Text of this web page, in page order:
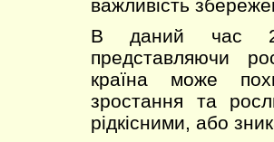
важливість
В даний час
представляючи
країна може
зростання та
рідкісними, або